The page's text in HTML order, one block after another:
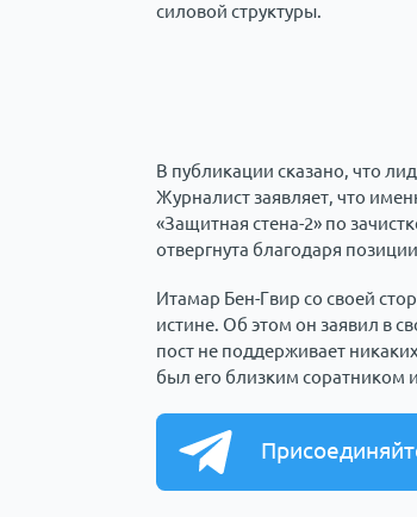
силовой структуры.
В публикации сказано, что
Журналист заявляет, что
«Защитная стена-2» по
отвергнута благодаря
Итамар Бен-Гвир со своей
истине. Об этом он заявил в
пост не поддерживает
был его близким соратником